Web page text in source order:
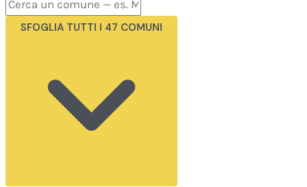
SFOGLIA TUTTI I 47 COMUNI